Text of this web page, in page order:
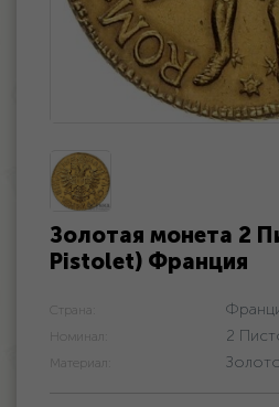
Золотая монета 2
Pistolet) Франция
Страна:
Номинал: 2
Материал: